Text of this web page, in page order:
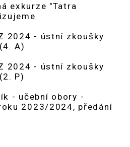
exkurze "Tatra
2024 - ústní zkoušky
A)
2024 - ústní zkoušky
P)
- učební obory -
2023/2024, předání